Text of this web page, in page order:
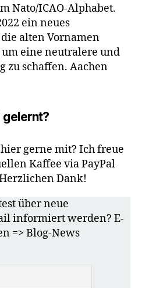
Nato/ICAO-Alphabet.
ein neues
alten Vornamen
eine neutralere und
zu schaffen. Aachen
gelernt?
gerne mit? Ich freue
Kaffee via PayPal
Dank!
über neue
informiert werden? E-
=> Blog-News